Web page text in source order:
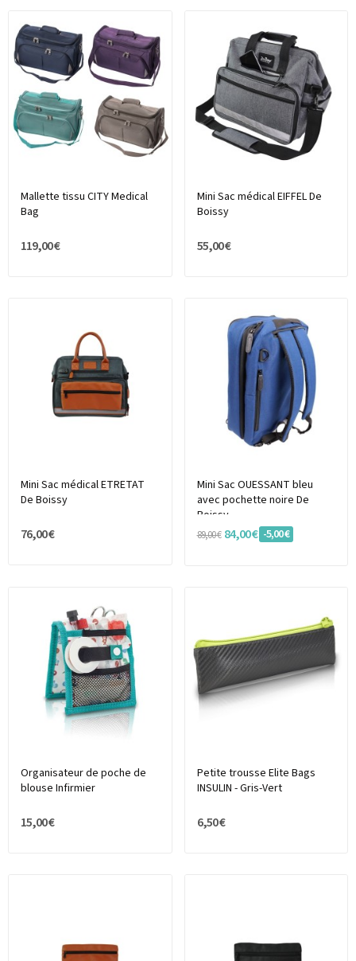
Mallette tissu CITY Medical
Bag
119,00 €
Mini Sac médical EIFFEL De
Boissy
55,00 €
Mini Sac médical ETRETAT
De Boissy
76,00 €
Mini Sac OUESSANT bleu
avec pochette noire De
Boissy
89,00 € 84,00 € -5,00 €
Organisateur de poche de
blouse Infirmier
15,00 €
Petite trousse Elite Bags
INSULIN - Gris-Vert
6,50 €